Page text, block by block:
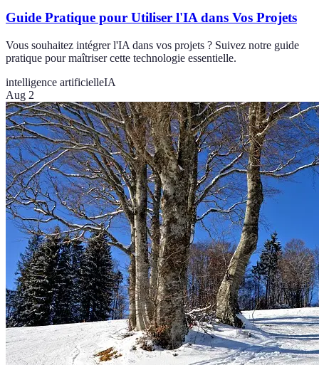
Guide Pratique pour Utiliser l'IA dans Vos Projets
Vous souhaitez intégrer l'IA dans vos projets ? Suivez notre guide
pratique pour maîtriser cette technologie essentielle.
intelligence artificielleIA
Aug 2